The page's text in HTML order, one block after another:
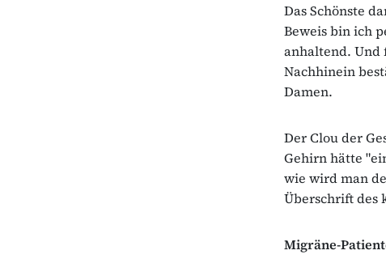
Das Schönste
Beweis bin ich
anhaltend. Und
Nachhinein
Damen.
Der Clou der
Gehirn hätte
wie wird man
Überschrift des
Migräne-